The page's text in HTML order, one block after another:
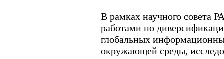
В рамках научного совета
работами по
глобальных
окружающей среды,